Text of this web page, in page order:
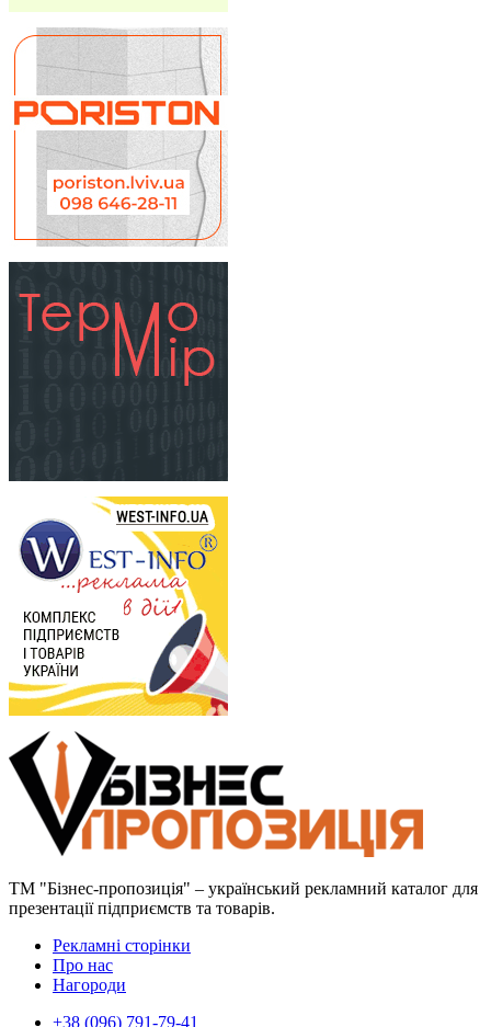
ТМ "Бізнес-пропозиція" – український рекламний каталог для
презентації підприємств та товарів.
Рекламні сторінки
Про нас
Нагороди
+38 (096) 791-79-41